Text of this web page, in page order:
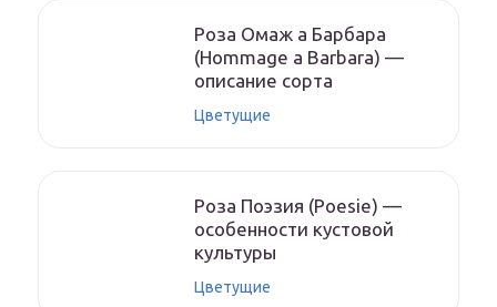
Роза Омаж а Барбара
(Hommage a Barbara) —
описание сорта
Цветущие
Роза Поэзия (Poesie) —
особенности кустовой
культуры
Цветущие